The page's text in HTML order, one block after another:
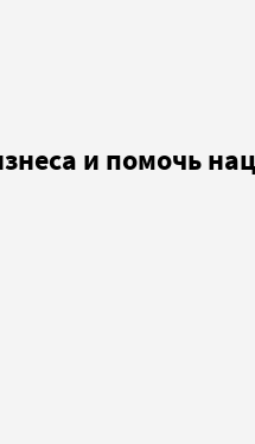
и помочь